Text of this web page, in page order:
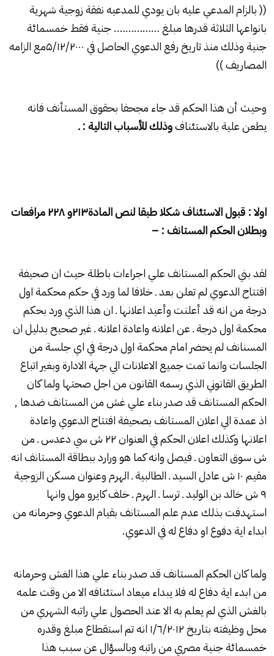
(( بالزام المدعي عليه بان يودي للمدعيه نفقة زوجية شهرية
بانواعها الثلاثة قدرها مبلغ ……………. جنية فقط خمسمائة
جنية وذلك منذ تاريخ رفع الدعوي الحاصل في ۵/۱۲/۲۰۰۰مع الزامه
المصاريف ))
وحيث أن هذا الحكم قد جاء مجحفا بحقوق المستأنف فانه
يطعن علية بالاستئنافوذلك للأسباب التالية : ـ
اولا : قبول الاستئناف شكلا طبقا لنص المادة۲۱۳و۲۲۸مرافعات
وبطلان الحكم المستانف : –
لقد بني الحكم المستانف علي اجراءات باطلة حيث ان صحيفة
افتتاح الدعوي لم تعلن بعد ـ خلافا لما ورد في حكم محكمة اول
درجة من انه قد أعلنت وأعيد اعلانها ـ ان هذا الذي ورد بحكم
محكمة اول درجة ـ عن اعلانه واعادة اعلانه ـ غير صحيح بدليل ان
المسنانف لم يحضر امام محكمة اول درجة في اي جلسة من
الجلسات وانما تمت جميع الاعلانات الي جهة الادارة وبغير اتباع
الطريق القانوني الذي رسمه القانون من اجل صحتها ولما كان
الحكم المستانف قد صدر بناء علي غش من المستانف ضدها ,
اذ عمدة الي اعلان المستانف بصحيفة افتتاح الدعوي واعادة
اعلانها وكذلك اعلان الحكم في العنوان ۲۲ ش سي دعدس ـ من
ش سوق التعاون ـ فيصل وانه كما هو ورارد ببطاقة المستانف انه
مقيم ۱۰ ش عادل السيد ـ الطالبية ـ الهرم وعنوان مسكن الزوجية
۹ ش خالد بن الوليد ـ ترسا ـ الهرم ـ خلف كايرو مول وانها
استهدفت بذلك عدم علم المستانف بقيام الدعوي وحرمانه من
ابداء اية دفوع او دفاع له في الدعوي.
ولما كان الحكم المستانف قد صدر بناء علي هذا الغش وحرمانه
من ابدء اية دفاع له فلا يبداء ميعاد استئنافه الا من وقت علمه
بالغش الذي لم يعلم به الا عند الحصول علي راتبه الشهري من
محل وظيفته بتاريخ ۱/٦/۲۰۱۲ انه تم استقطاع مبلغ وقدره
خمسمائة جنية مصري من راتبه وبالسؤال عن سبب هذا